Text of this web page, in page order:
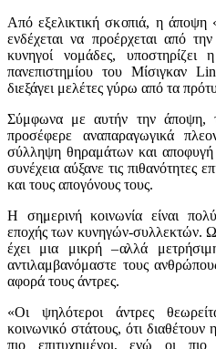
Από εξελικτική σκοπιά, η άποψη
ενδέχεται να προέρχεται από
κυνηγοί νομάδες, υποστηρίζει
πανεπιστημίου του Μίσιγκαν
διεξάγει μελέτες γύρω από τα
Σύμφωνα με αυτήν την άποψη,
προσέφερε αναπαραγωγικά
σύλληψη θηραμάτων και
συνέχεια αύξανε τις πιθανότητες
και τους απογόνους τους.
Η σημερινή κοινωνία είναι
εποχής των κυνηγών-συλλεκτών.
έχει μια μικρή –αλλά
αντιλαμβανόμαστε τους
αφορά τους άντρες.
«Οι ψηλότεροι άντρες
κοινωνικό στάτους, ότι διαθέτουν
πιο επιτυχημένοι, ενώ οι πιο